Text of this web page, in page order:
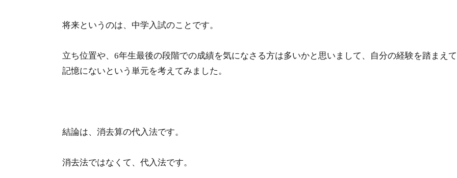
将来というのは、中学入試のことです。
立ち位置や、6年生最後の段階での成績を気になさる方は多いかと思いまして、自分の経験を踏まえ
記憶にないという単元を考えてみました。
結論は、消去算の代入法です。
消去法ではなくて、代入法です。